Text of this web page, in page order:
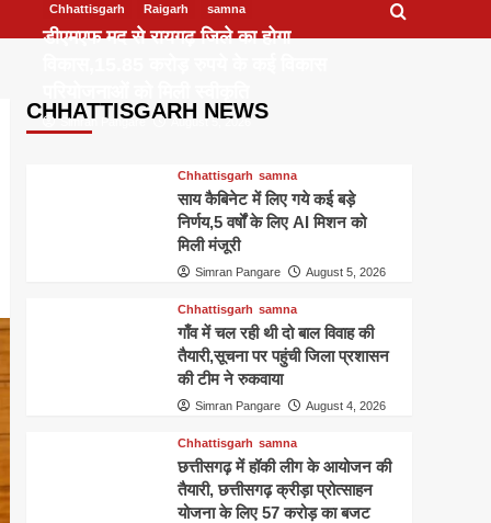
CHHATTISGARH NEWS
Chhattisgarh Raigarh samna
डीएमएफ मद से रायगढ़ जिले का होगा
Simran Pangare August 5, 2026
Chhattisgarh samna
साय कैबिनेट में लिए गये कई बड़े
निर्णय,5 वर्षों के लिए AI मिशन को
मिली मंजूरी
Simran Pangare August 5, 2026
Chhattisgarh samna
गाँव में चल रही थी दो बाल विवाह की
तैयारी,सूचना पर पहुंची जिला प्रशासन
की टीम ने रुकवाया
Simran Pangare August 4, 2026
Chhattisgarh samna
छत्तीसगढ़ में हॉकी लीग के आयोजन की
तैयारी, छत्तीसगढ़ क्रीड़ा प्रोत्साहन
योजना के लिए 57 करोड़ का बजट